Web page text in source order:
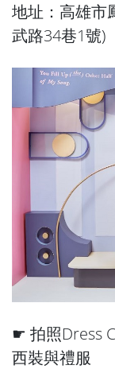
地址：高雄市
武路34巷1號)
☛ 拍照Dress
西裝與禮服